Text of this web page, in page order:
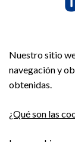
Nuestro sitio
navegación y
obtenidas.
¿Qué son las